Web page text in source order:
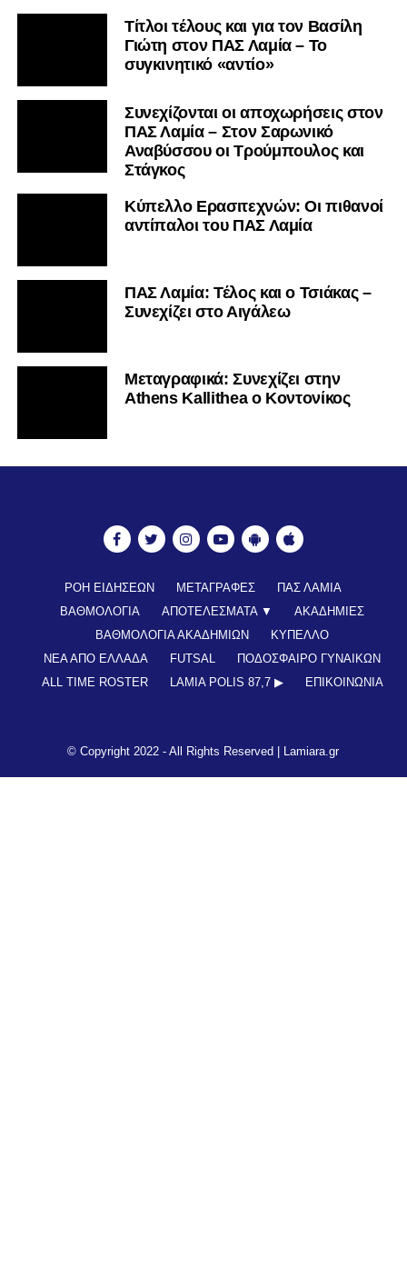
Τίτλοι τέλους και για τον Βασίλη
Γιώτη στον ΠΑΣ Λαμία – Το
συγκινητικό «αντίο»
Συνεχίζονται οι αποχωρήσεις στον
ΠΑΣ Λαμία – Στον Σαρωνικό
Αναβύσσου οι Τρούμπουλος και
Στάγκος
Κύπελλο Ερασιτεχνών: Οι πιθανοί
αντίπαλοι του ΠΑΣ Λαμία
ΠΑΣ Λαμία: Τέλος και ο Τσιάκας –
Συνεχίζει στο Αιγάλεω
Mεταγραφικά: Συνεχίζει στην
Athens Kallithea ο Κοντονίκος
ΡΟΗ ΕΙΔΗΣΕΩΝ ΜΕΤΑΓΡΑΦΕΣ
ΠΑΣ ΛΑΜΙΑ
ΒΑΘΜΟΛΟΓΙΑ
ΑΠΟΤΕΛΕΣΜΑΤΑ ▼
ΑΚΑΔΗΜΙΕΣ
ΒΑΘΜΟΛΟΓΙΑ ΑΚΑΔΗΜΙΩΝ
ΚΥΠΕΛΛΟ
ΝΕΑ ΑΠΟ ΕΛΛΑΔΑ
FUTSAL
ΠΟΔΟΣΦΑΙΡΟ ΓΥΝΑΙΚΩΝ
ALL TIME ROSTER
LAMIA POLIS 87,7 ▶︎ ΕΠΙΚΟΙΝΩΝΊΑ
© Copyright 2022 - All Rights Reserved | Lamiara.gr